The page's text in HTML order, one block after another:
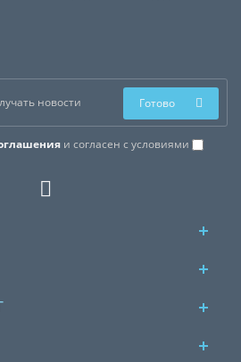
и согласен с условиями
Готово